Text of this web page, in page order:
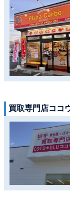
買取専門店ココ